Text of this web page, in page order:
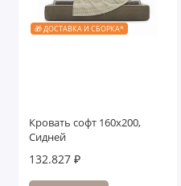
🎁 ДОСТАВКА И СБОРКА*
Кровать софт 160x200,
Сидней
132.827 ₽